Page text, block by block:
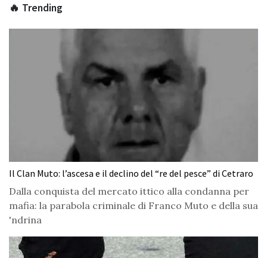
🔥 Trending
Il Clan Muto: l’ascesa e il declino del “re del pesce” di Cetraro
Dalla conquista del mercato ittico alla condanna per
mafia: la parabola criminale di Franco Muto e della sua
'ndrina